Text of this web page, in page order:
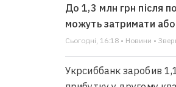
До 1,3 млн грн після
можуть затримати
Сьогодні, 16:18 • Новини •
Укрсиббанк заробив